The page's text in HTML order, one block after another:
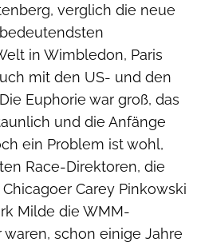
verglich die neue
in Wimbledon, Paris
mit den US- und den
Euphorie war groß, das
und die Anfänge
ein Problem ist wohl,
Race-Direktoren, die
Carey Pinkowski
Milde die WMM-
schon einige Jahre